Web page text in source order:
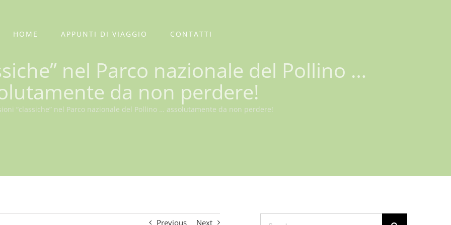
HOME APPUNTI DI VIAGGIO CONTATTI
nel Parco nazionale del Pollino …
da non perdere!
“classiche” nel Parco nazionale del Pollino … assolutamente da non perdere!
Previous Next